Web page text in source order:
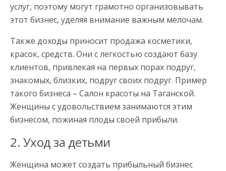
услуг, поэтому могут грамотно организовывать
этот бизнес, уделяя внимание важным мелочам.
Также доходы приносит продажа косметики,
красок, средств. Они с легкостью создают базу
клиентов, привлекая на первых порах подруг,
знакомых, близких, подруг своих подруг. Пример
такого бизнеса – Салон красоты на Таганской.
Женщины с удовольствием занимаются этим
бизнесом, пожиная плоды своей прибыли.
2. Уход за детьми
Женщина может создать прибыльный бизнес